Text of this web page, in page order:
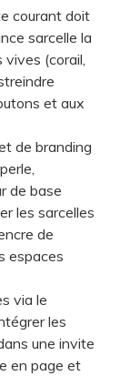
courant doit
sarcelle la
vives (corail,
et aux
de branding
de base
les sarcelles
de
espaces
via le
les
une invite
en page et